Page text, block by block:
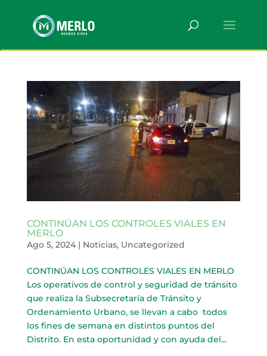
CONTINÚAN LOS CONTROLES VIALES EN
MERLO
Ago 5, 2024| Noticias, Uncategorized
CONTINÚAN LOS CONTROLES VIALES EN MERLO
Los operativos de control y seguridad de tránsito
que realiza la Subsecretaría de Tránsito y
Ordenamiento Urbano, se llevan a cabo todos
los fines de semana en distintos puntos del
Distrito. En esta oportunidad y con ayuda del...